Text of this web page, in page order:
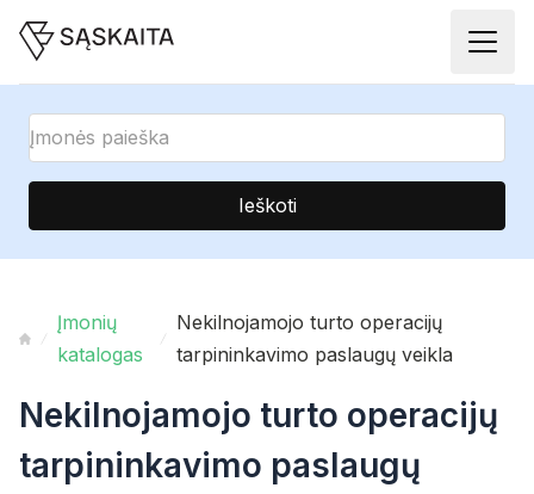
Ieškoti
Įmonių
katalogas
Nekilnojamojo turto operacijų
tarpininkavimo paslaugų veikla
Nekilnojamojo turto operacijų
tarpininkavimo paslaugų